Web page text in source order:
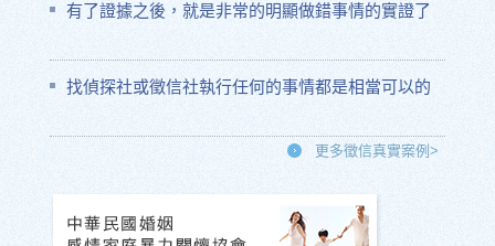
有了證據之後，就是非常的明顯做錯事情的實證了
找偵探社或徵信社執行任何的事情都是相當可以的
更多徵信真實案例>